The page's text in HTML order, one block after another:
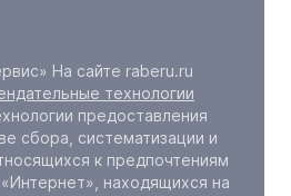
На сайте raberu.ru
технологии
предоставления
сбора, систематизации и
к предпочтениям
находящихся на